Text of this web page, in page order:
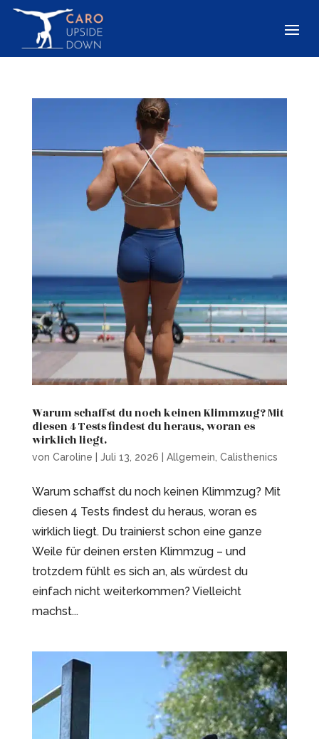
Warum schaffst du noch keinen Klimmzug? Mit
diesen 4 Tests findest du heraus, woran es
wirklich liegt.
von Caroline Juli 13, 2026 Allgemein Calisthenics
Warum schaffst du noch keinen Klimmzug? Mit
diesen 4 Tests findest du heraus, woran es
wirklich liegt. Du trainierst schon eine ganze
Weile für deinen ersten Klimmzug – und
trotzdem fühlt es sich an, als würdest du
einfach nicht weiterkommen? Vielleicht
machst...